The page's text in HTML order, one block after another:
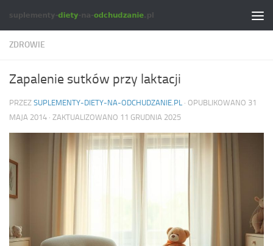
Skip to content
ZDROWIE
Zapalenie sutków przy laktacji
PRZEZ SUPLEMENTY-DIETY-NA-ODCHUDZANIE.PL · OPUBLIKOWANO 31
MAJA 2014 · ZAKTUALIZOWANO 11 GRUDNIA 2025